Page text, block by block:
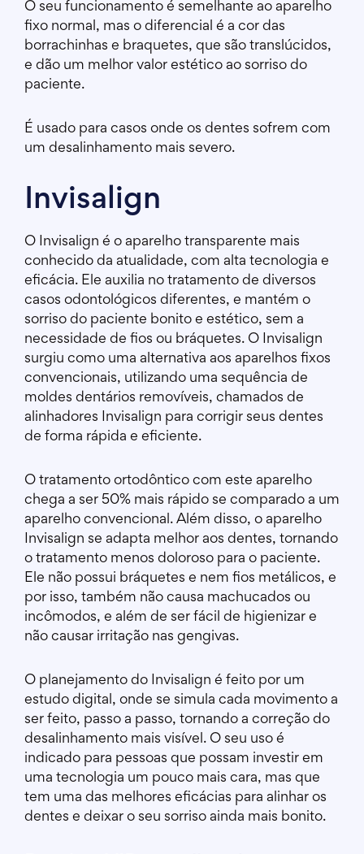
O seu funcionamento é semelhante ao aparelho
fixo normal, mas o diferencial é a cor das
borrachinhas e braquetes, que são translúcidos,
e dão um melhor valor estético ao sorriso do
paciente.
É usado para casos onde os dentes sofrem com
um desalinhamento mais severo.
Invisalign
O Invisalign é o aparelho transparente mais
conhecido da atualidade, com alta tecnologia e
eficácia. Ele auxilia no tratamento de diversos
casos odontológicos diferentes, e mantém o
sorriso do paciente bonito e estético, sem a
necessidade de fios ou bráquetes. O Invisalign
surgiu como uma alternativa aos aparelhos fixos
convencionais, utilizando uma sequência de
moldes dentários removíveis, chamados de
alinhadores Invisalign para corrigir seus dentes
de forma rápida e eficiente.
O tratamento ortodôntico com este aparelho
chega a ser 50% mais rápido se comparado a um
aparelho convencional. Além disso, o aparelho
Invisalign se adapta melhor aos dentes, tornando
o tratamento menos doloroso para o paciente.
Ele não possui bráquetes e nem fios metálicos, e
por isso, também não causa machucados ou
incômodos, e além de ser fácil de higienizar e
não causar irritação nas gengivas.
O planejamento do Invisalign é feito por um
estudo digital, onde se simula cada movimento a
ser feito, passo a passo, tornando a correção do
desalinhamento mais visível. O seu uso é
indicado para pessoas que possam investir em
uma tecnologia um pouco mais cara, mas que
tem uma das melhores eficácias para alinhar os
dentes e deixar o seu sorriso ainda mais bonito.